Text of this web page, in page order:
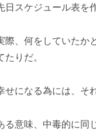
日スケジュール表を
際、何をしていたか
たりだ。
せになる為には、そ
る意味、中毒的に同